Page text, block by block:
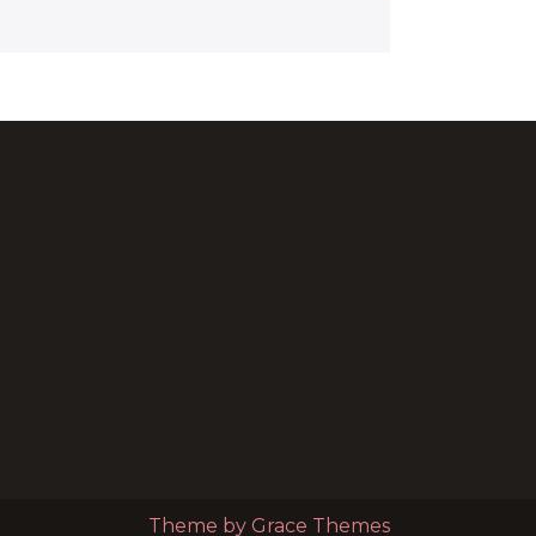
Theme by Grace Themes